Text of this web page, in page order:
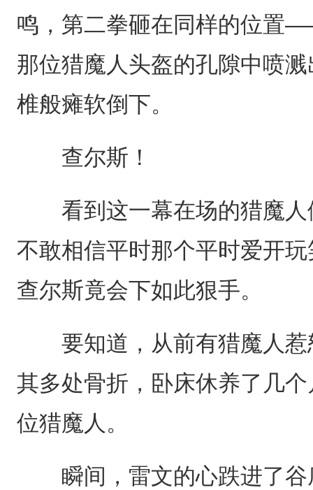
鸣，第二拳砸在同样的位置
那位猎魔人头盔的孔隙中喷
椎般瘫软倒下。
查尔斯！
看到这一幕在场的猎魔人
不敢相信平时那个平时爱开
查尔斯竟会下如此狠手。
要知道，从前有猎魔人惹
其多处骨折，卧床休养了几
位猎魔人。
瞬间，雷文的心跌进了谷